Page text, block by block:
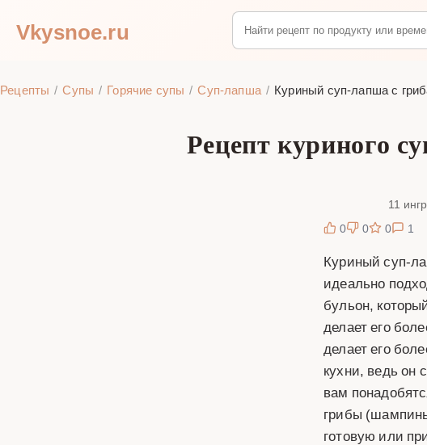
Vkysnoe.ru
Рецепты Супы Горячие супы Суп-лапша Куриный суп-лапша с
Рецепт куриного
11
0
0 0 1
Куриный суп-
идеально
бульон,
делает его
делает его
кухни, ведь он
вам
грибы
готовую или